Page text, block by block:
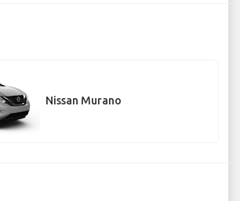
Nissan Murano